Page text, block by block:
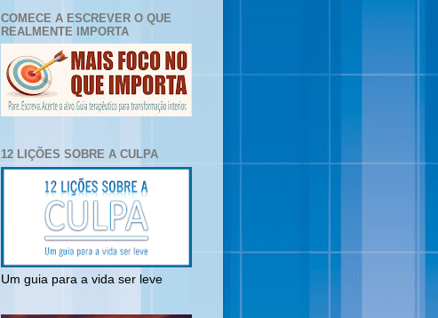
COMECE A ESCREVER O QUE
REALMENTE IMPORTA
12 LIÇÕES SOBRE A CULPA
Um guia para a vida ser leve